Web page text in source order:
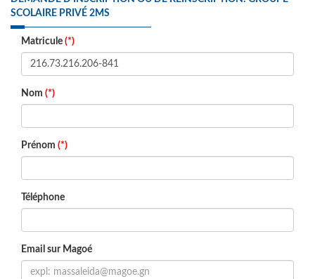
SCOLAIRE PRIVÉ 2MS
Matricule (*)
Nom (*)
Prénom (*)
Téléphone
Email sur Magoé